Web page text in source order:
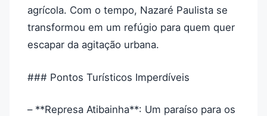
agrícola. Com o tempo, Nazaré Paulista se
transformou em um refúgio para quem quer
escapar da agitação urbana.
### Pontos Turísticos Imperdíveis
– **Represa Atibainha**: Um paraíso para os